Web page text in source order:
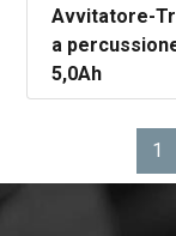
Avvitatore-
a
5,0Ah
1